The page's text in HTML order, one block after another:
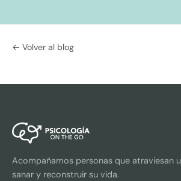
← Volver al blog
Acompañamos personas que atraviesan
sanar y reconstruir su vida.